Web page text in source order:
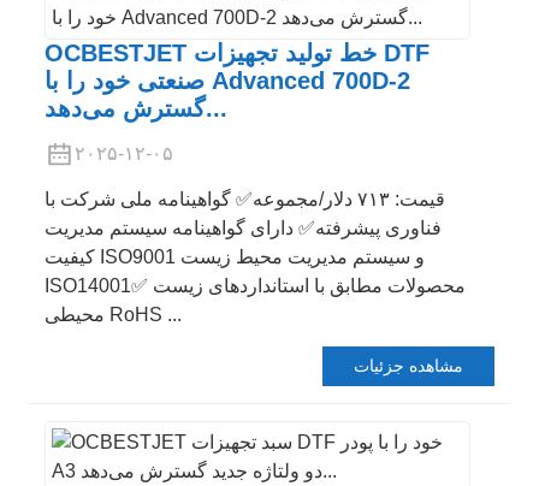
OCBESTJET خط تولید تجهیزات DTF
صنعتی خود را با Advanced 700D-2
گسترش می‌دهد...
۲۰۲۵-۱۲-۰۵
قیمت: ۷۱۳ دلار/مجموعه✅ گواهینامه ملی شرکت با
فناوری پیشرفته✅ دارای گواهینامه سیستم مدیریت
کیفیت ISO9001 و سیستم مدیریت محیط زیست
ISO14001✅ محصولات مطابق با استانداردهای زیست
محیطی RoHS ...
مشاهده جزئیات